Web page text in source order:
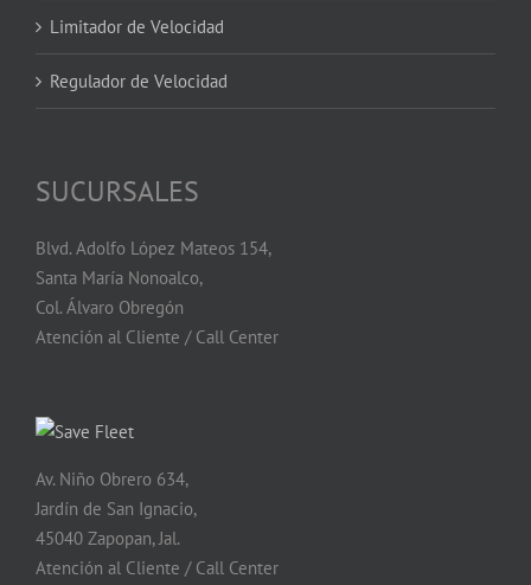
Limitador de Velocidad
Regulador de Velocidad
SUCURSALES
Blvd. Adolfo López Mateos 154,
Santa María Nonoalco,
Col. Álvaro Obregón
Atención al Cliente / Call Center
Av. Niño Obrero 634,
Jardín de San Ignacio,
45040 Zapopan, Jal.
Atención al Cliente / Call Center